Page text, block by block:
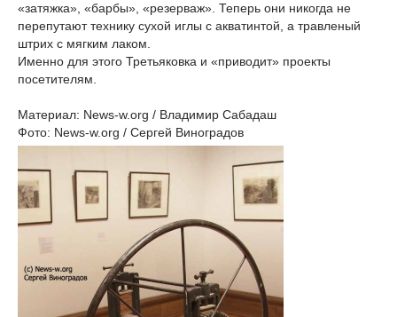
«затяжка», «барбы», «резерваж». Теперь они никогда не
перепутают технику сухой иглы с акватинтой, а травленый
штрих с мягким лаком.
Именно для этого Третьяковка и «приводит» проекты
посетителям.
Материал: News-w.org / Владимир Сабадаш
Фото: News-w.org / Сергей Виноградов